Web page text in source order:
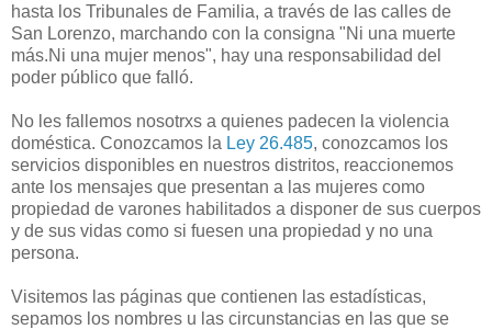
hasta los Tribunales de Familia, a través de las calles de
San Lorenzo, marchando con la consigna "Ni una muerte
más.Ni una mujer menos", hay una responsabilidad del
poder público que falló.
No les fallemos nosotrxs a quienes padecen la violencia
doméstica. Conozcamos la Ley 26.485, conozcamos los
servicios disponibles en nuestros distritos, reaccionemos
ante los mensajes que presentan a las mujeres como
propiedad de varones habilitados a disponer de sus cuerpos
y de sus vidas como si fuesen una propiedad y no una
persona.
Visitemos las páginas que contienen las estadísticas,
sepamos los nombres u las circunstancias en las que se